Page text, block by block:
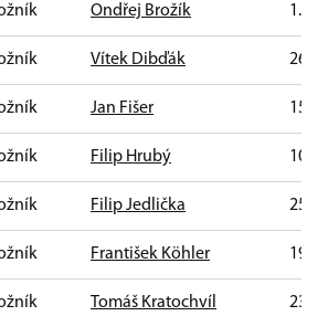
Ondřej Brožík 1. 3.
Vítek Dibďák 26.
Jan Fišer 15.
Filip Hrubý 10.
Filip Jedlička 25.
František Köhler 19.
Tomáš Kratochvíl 23.